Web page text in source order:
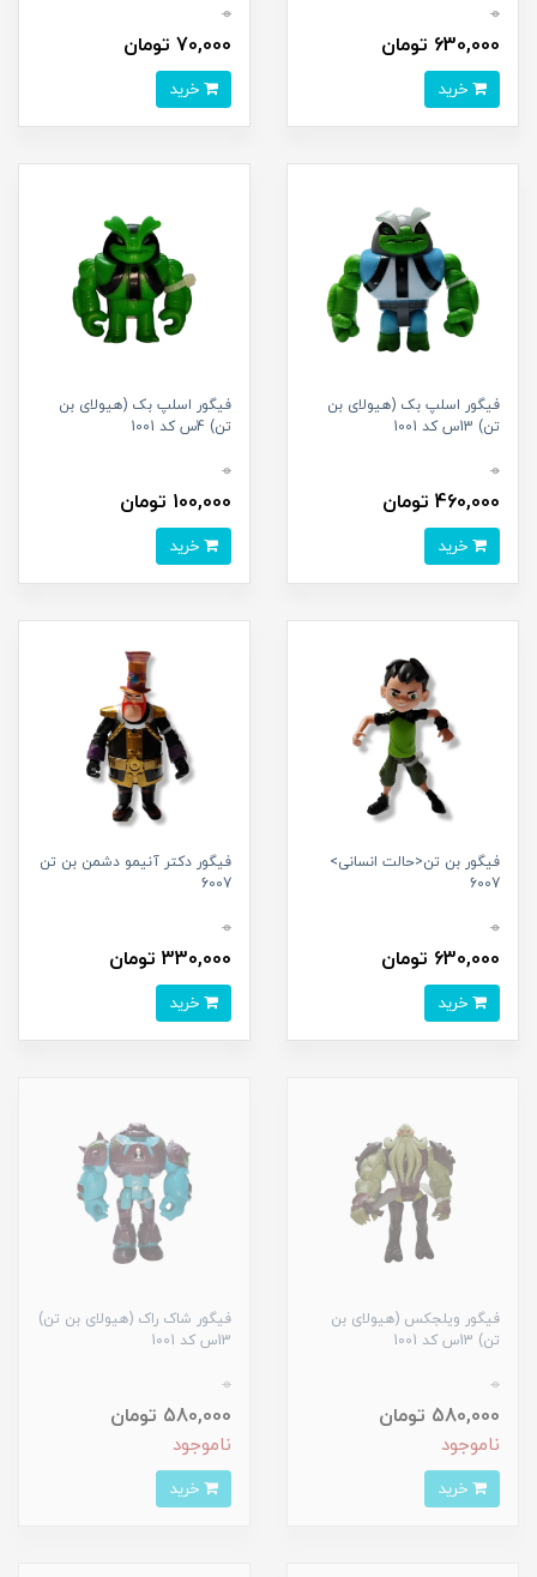
0
630,000 تومان
0
70,000 تومان
فیگور اسلپ بک (هیولای بن
تن) 13س کد 1001
0
460,000 تومان
فیگور اسلپ بک (هیولای بن
تن) 4س کد 1001
0
100,000 تومان
فیگور بن تن<حالت انسانی>
6007
0
630,000 تومان
فیگور دکتر آنیمو دشمن بن تن
6007
0
330,000 تومان
فیگور ویلجکس (هیولای بن
تن) 13س کد 1001
0
580,000 تومان
ناموجود
فیگور شاک راک (هیولای بن تن)
13س کد 1001
0
580,000 تومان
ناموجود